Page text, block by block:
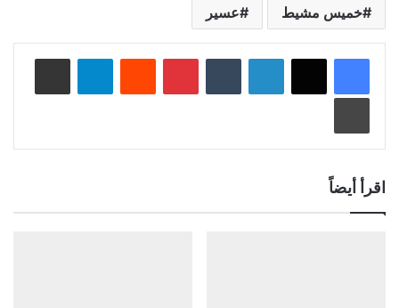
خميس مشيط عسير
لينكدإن بينتيريست
اقرأ أيضاً